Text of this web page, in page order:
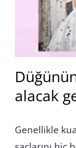
alacak
Genellikle